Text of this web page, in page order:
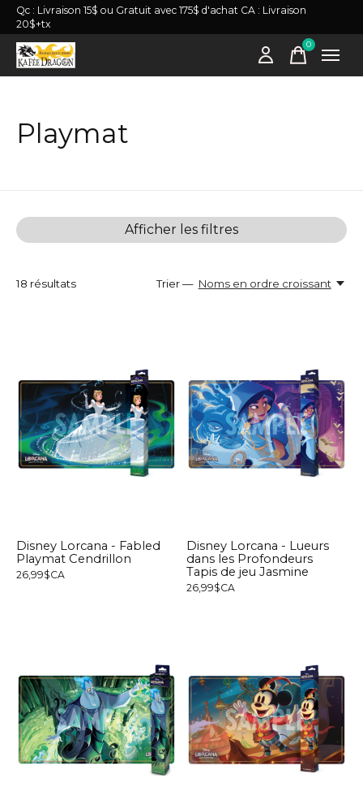
Qc : Livraison 15$ ou Gratuit avec 175$ d'achat CA : Livraison
20$+tx
0items
Playmat
Afficher les filtres
18 résultats Trier — Noms en ordre croissant
Disney Lorcana - Fabled
Playmat Cendrillon
26,99$CA
Disney Lorcana - Lueurs
dans les Profondeurs
Tapis de jeu Jasmine
26,99$CA